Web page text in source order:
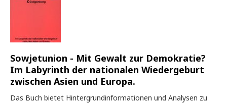
Sowjetunion - Mit Gewalt zur Demokratie?
Im Labyrinth der nationalen Wiedergeburt
zwischen Asien und Europa.
Das Buch bietet Hintergrundinformationen und Analysen zu